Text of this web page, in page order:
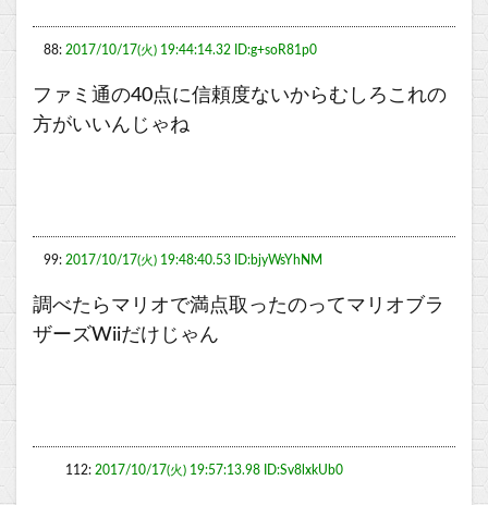
88: 2017/10/17(火) 19:44:14.32 ID:g+soR81p0
ファミ通の40点に信頼度ないからむしろこれの
方がいいんじゃね
99: 2017/10/17(火) 19:48:40.53 ID:bjyWsYhNM
調べたらマリオで満点取ったのってマリオブラ
ザーズWiiだけじゃん
112: 2017/10/17(火) 19:57:13.98 ID:Sv8lxkUb0